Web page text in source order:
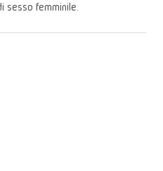
sesso femminile.